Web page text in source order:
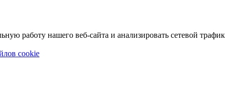
работу нашего веб-сайта и анализировать сетевой
cookie